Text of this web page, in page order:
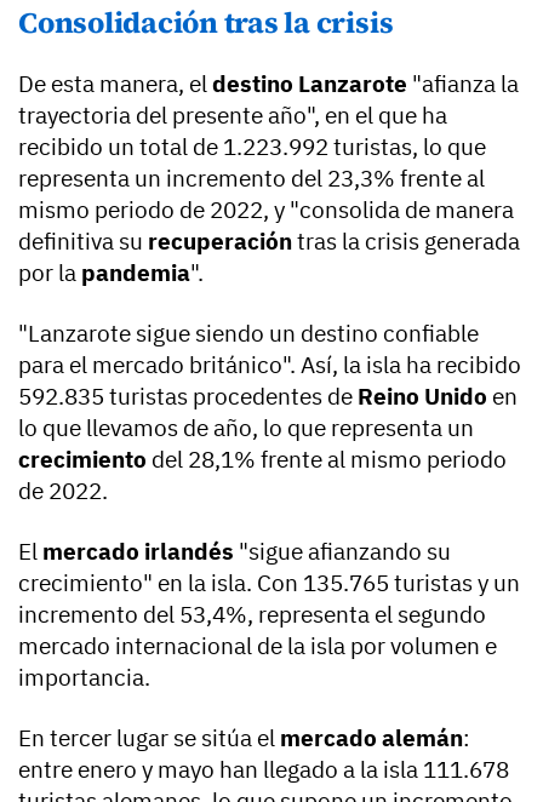
Consolidación tras la crisis
De esta manera, el destino Lanzarote "afianza la
trayectoria del presente año", en el que ha
recibido un total de 1.223.992 turistas, lo que
representa un incremento del 23,3% frente al
mismo periodo de 2022, y "consolida de manera
definitiva su recuperacióntras la crisis generada
por la pandemia".
"Lanzarote sigue siendo un destino confiable
para el mercado británico". Así, la isla ha recibido
592.835 turistas procedentes de Reino Unido en
lo que llevamos de año, lo que representa un
crecimiento del 28,1% frente al mismo periodo
de 2022.
El mercado irlandés "sigue afianzando su
crecimiento" en la isla. Con 135.765 turistas y un
incremento del 53,4%, representa el segundo
mercado internacional de la isla por volumen e
importancia.
En tercer lugar se sitúa el mercado alemán:
entre enero y mayo han llegado a la isla 111.678